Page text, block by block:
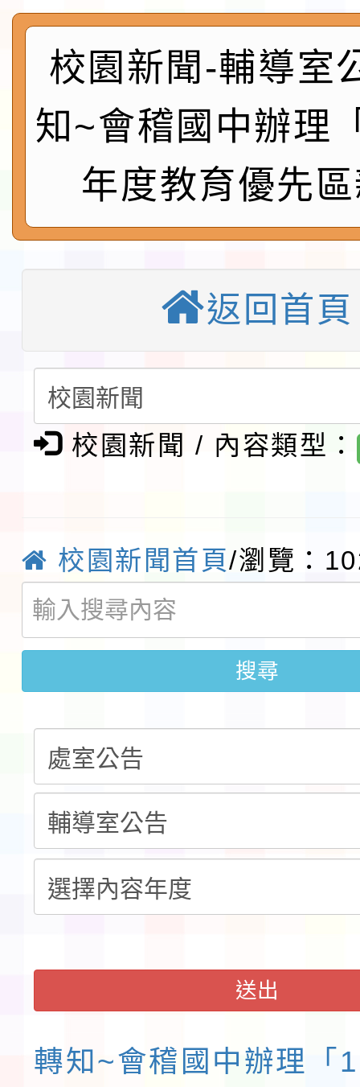
及師生本土語及新住民
實施要點各1份
115年食農教育專業人
程
函轉國家通訊傳播委員
鎮韌性（防空）演習－
「115年金融知識線上
法」
本校115學年度第1學
第3次招考代課鐘點教
檢送「桃園市115學年
程安排一案
「桃園市補助參觀特色
展演活動實施計畫」
請一案
教育部校安中心白海豚
報
淨零綠領人才培育課程
檢送桃園市115學年度
實施要點各1份
程
函轉國家通訊傳播委員
鎮韌性（防空）演習－
速演練執行計畫」
「115年金融知識線上
法」
本校115學年度第1學
第3次招考代課鐘點教
告(不再辦理後續甄選)
檢送「桃園市115學年
賽實施要點」1份
本市「115學年度學生
程安排一案
「桃園市補助參觀特色
展演活動實施計畫」
請一案
校園新聞-輔導室
知~會稽國中辦理
年度教育優先
返回首頁
校園新聞 / 內容類型：
校園新聞首頁/瀏覽：
搜尋
送出
轉知~會稽國中辦理「